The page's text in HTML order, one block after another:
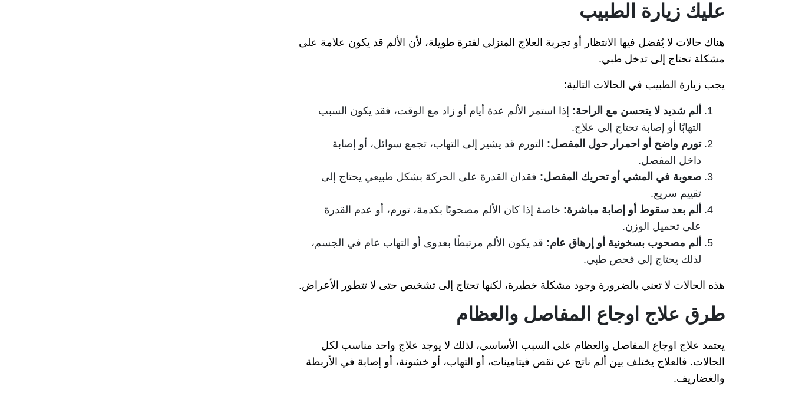
عليك زيارة الطبيب
هناك حالات لا يُفضل فيها الانتظار أو تجربة العلاج المنزلي لفترة طويلة، لأن الألم قد يكون علامة على
مشكلة تحتاج إلى تدخل طبي.
يجب زيارة الطبيب في الحالات التالية:
ألم شديد لا يتحسن مع الراحة: إذا استمر الألم عدة أيام أو زاد مع الوقت، فقد يكون السبب
التهابًا أو إصابة تحتاج إلى علاج.
تورم واضح أو احمرار حول المفصل: التورم قد يشير إلى التهاب، تجمع سوائل، أو إصابة
داخل المفصل.
صعوبة في المشي أو تحريك المفصل: فقدان القدرة على الحركة بشكل طبيعي يحتاج إلى
تقييم سريع.
ألم بعد سقوط أو إصابة مباشرة: خاصة إذا كان الألم مصحوبًا بكدمة، تورم، أو عدم القدرة
على تحميل الوزن.
ألم مصحوب بسخونية أو إرهاق عام: قد يكون الألم مرتبطًا بعدوى أو التهاب عام في الجسم،
لذلك يحتاج إلى فحص طبي.
هذه الحالات لا تعني بالضرورة وجود مشكلة خطيرة، لكنها تحتاج إلى تشخيص حتى لا تتطور الأعراض.
طرق علاج اوجاع المفاصل والعظام
يعتمد علاج اوجاع المفاصل والعظام على السبب الأساسي، لذلك لا يوجد علاج واحد مناسب لكل
الحالات. فالعلاج يختلف بين ألم ناتج عن نقص فيتامينات، أو التهاب، أو خشونة، أو إصابة في الأربطة
والغضاريف.